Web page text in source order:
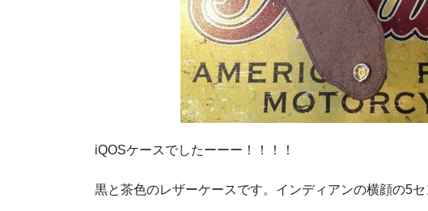
iQOSケースでしたーーー！！！！
黒と茶色のレザーケースです。インディアンの横顔の5